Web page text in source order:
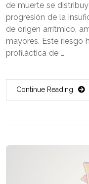
de muerte se
progresión de la
de origen arrítmico,
mayores. Este riesgo
profiláctica de …
Continue Reading